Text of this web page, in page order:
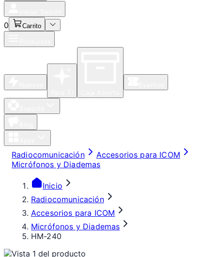
0 Carrito
Radiocomunicación
Accesorios para ICOM
Micrófonos y Diademas
Inicio
Radiocomunicación
Accesorios para ICOM
Micrófonos y Diademas
HM-240